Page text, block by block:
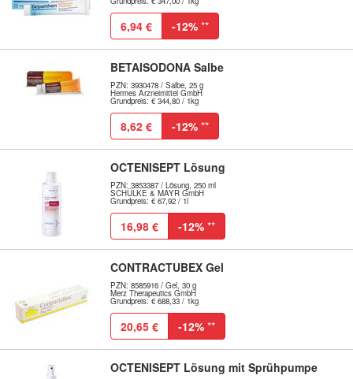
6,94 € -12% **
BETAISODONA Salbe
PZN: 3930478 / Salbe, 25 g
Hermes Arzneimittel GmbH
Grundpreis: € 344,80 / 1kg
8,62 € -12% **
OCTENISEPT Lösung
PZN: 3853387 / Lösung, 250 ml
SCHÜLKE & MAYR GmbH
Grundpreis: € 67,92 / 1l
16,98 € -12% **
CONTRACTUBEX Gel
PZN: 8585916 / Gel, 30 g
Merz Therapeutics GmbH
Grundpreis: € 688,33 / 1kg
20,65 € -12% **
OCTENISEPT Lösung mit Sprühpumpe